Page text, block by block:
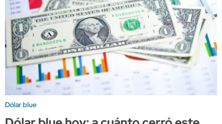
Dólar blue